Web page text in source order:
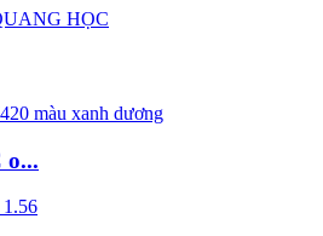
o...